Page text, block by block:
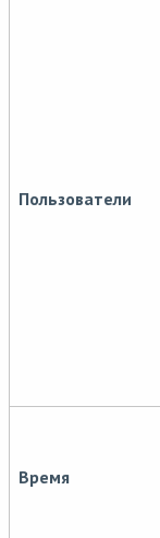
Пользователи
Время